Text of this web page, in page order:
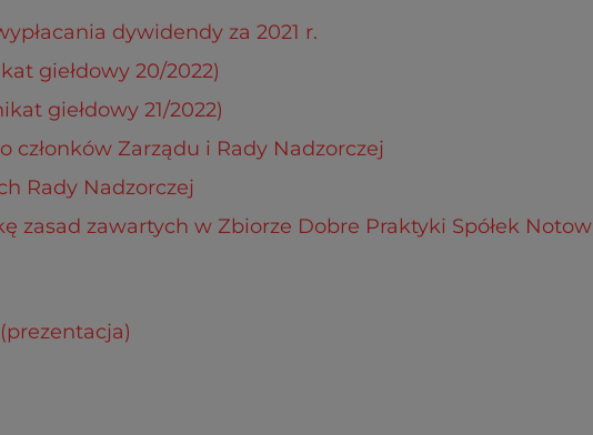
dywidendy za 2021 r.
giełdowy 20/2022)
giełdowy 21/2022)
członków Zarządu i Rady Nadzorczej
Rady Nadzorczej
zasad zawartych w Zbiorze Dobre Praktyki Spółek